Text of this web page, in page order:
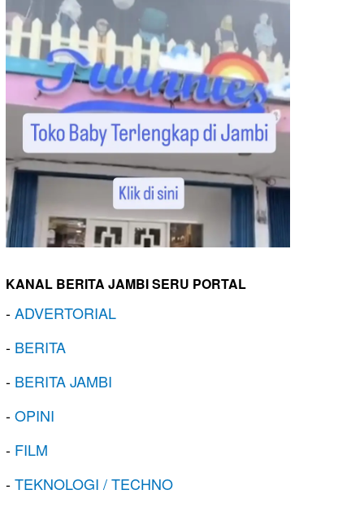
KANAL BERITA JAMBI SERU PORTAL
-ADVERTORIAL
- BERITA
- BERITA JAMBI
-OPINI
- FILM
-TEKNOLOGI / TECHNO